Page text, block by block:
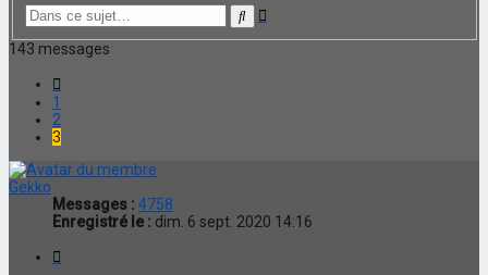
Rechercher
Recherche
143 messages
1
2
3
Gekko
Messages : 4758
Enregistré le : dim. 6 sept. 2020 14:16